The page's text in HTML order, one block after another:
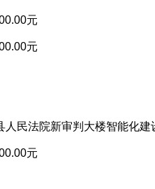
元
元
民法院新审判大楼智能化建
元